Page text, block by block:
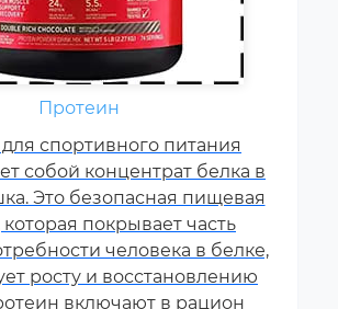
Протеин
спортивного питания
собой концентрат белка в
Это безопасная пищевая
которая покрывает часть
человека в белке,
росту и восстановлению
включают в рацион
органические
которые обычно
в организм с
пищей.
питание,
спортивные
и стресс приводят к
аминокислот. Чтобы